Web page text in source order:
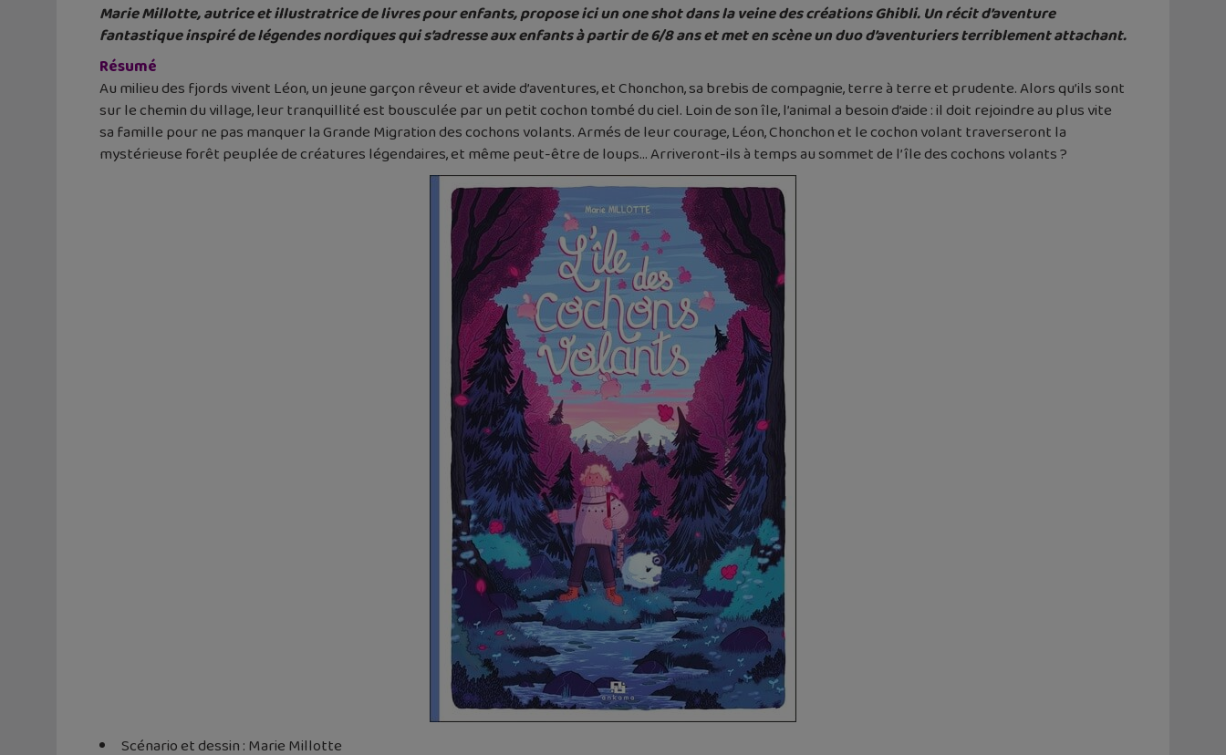
Marie Millotte, autrice et illustratrice de livres pour enfants, propose ici un one shot dans la veine des créations Ghibli. Un récit d’aventure
fantastique inspiré de légendes nordiques qui s’adresse aux enfants à partir de 6/8 ans et met en scène un duo d’aventuriers terriblement attachant.
Résumé
Au milieu des fjords vivent Léon, un jeune garçon rêveur et avide d’aventures, et Chonchon, sa brebis de compagnie, terre à terre et prudente. Alors qu’ils sont
sur le chemin du village, leur tranquillité est bousculée par un petit cochon tombé du ciel. Loin de son île, l’animal a besoin d’aide : il doit rejoindre au plus vite
sa famille pour ne pas manquer la Grande Migration des cochons volants. Armés de leur courage, Léon, Chonchon et le cochon volant traverseront la
mystérieuse forêt peuplée de créatures légendaires, et même peut-être de loups… Arriveront-ils à temps au sommet de l’île des cochons volants ?
Scénario et dessin : Marie Millotte